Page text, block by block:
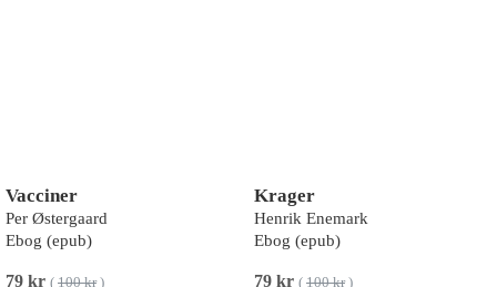
Vacciner
Per Østergaard
Ebog (epub)
79 kr ( 100 kr)
Krager
Henrik Enemark
Ebog (epub)
79 kr ( 100 kr)